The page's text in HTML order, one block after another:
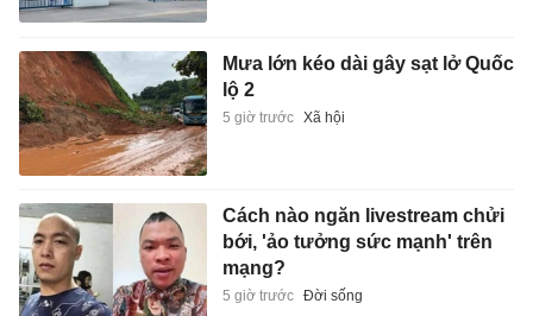
Mưa lớn kéo dài gây sạt lở Quốc
lộ 2
5 giờ trước Xã hội
Cách nào ngăn livestream chửi
bới, 'ảo tưởng sức mạnh' trên
mạng?
5 giờ trước Đời sống